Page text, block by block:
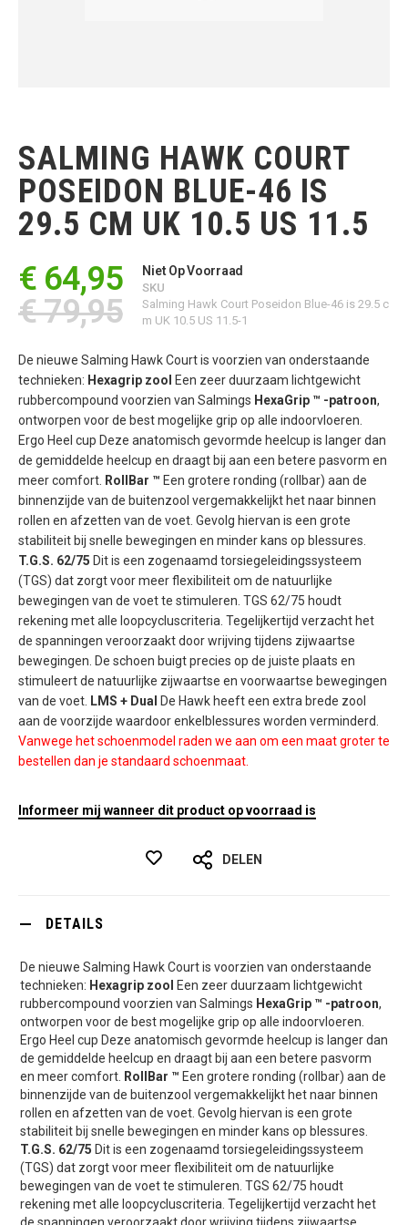
begin
van
de
afbeeldingen-
gallerij
SALMING HAWK COURT
POSEIDON BLUE-46 IS
29.5 CM UK 10.5 US 11.5
€ 64,95
€ 79,95
Niet Op Voorraad
SKU
Salming Hawk Court Poseidon Blue-46 is 29.5 c
m UK 10.5 US 11.5-1
De nieuwe Salming Hawk Court is voorzien van onderstaande
technieken: Hexagrip zool
Een zeer duurzaam lichtgewicht
rubbercompound voorzien van Salmings HexaGrip ™ -patroon,
ontworpen voor de best mogelijke grip op alle indoorvloeren.
Ergo Heel cup Deze anatomisch gevormde heelcup is langer dan
de gemiddelde heelcup en draagt bij aan een betere pasvorm en
meer comfort. RollBar ™ Een grotere ronding (rollbar) aan de
binnenzijde van de buitenzool vergemakkelijkt het naar binnen
rollen en afzetten van de voet. Gevolg hiervan is een grote
stabiliteit bij snelle bewegingen en minder kans op blessures.
T.G.S. 62/75 Dit is een zogenaamd torsiegeleidingssysteem
(TGS) dat zorgt voor meer flexibiliteit om de natuurlijke
bewegingen van de voet te stimuleren. TGS 62/75 houdt
rekening met alle loopcycluscriteria. Tegelijkertijd verzacht het
de spanningen veroorzaakt door wrijving tijdens zijwaartse
bewegingen. De schoen buigt precies op de juiste plaats en
stimuleert de natuurlijke zijwaartse en voorwaartse bewegingen
van de voet. LMS + Dual
De Hawk heeft een extra brede zool
aan de voorzijde waardoor enkelblessures worden verminderd.
Vanwege het schoenmodel raden we aan om een maat groter te
bestellen dan je standaard schoenmaat.
Informeer mij wanneer dit product op voorraad is
DELEN
DETAILS
De nieuwe Salming Hawk Court is voorzien van onderstaande
technieken: Hexagrip zool
Een zeer duurzaam lichtgewicht
rubbercompound voorzien van Salmings HexaGrip ™ -patroon,
ontworpen voor de best mogelijke grip op alle indoorvloeren.
Ergo Heel cup Deze anatomisch gevormde heelcup is langer dan
de gemiddelde heelcup en draagt bij aan een betere pasvorm
en meer comfort. RollBar ™ Een grotere ronding (rollbar) aan de
binnenzijde van de buitenzool vergemakkelijkt het naar binnen
rollen en afzetten van de voet. Gevolg hiervan is een grote
stabiliteit bij snelle bewegingen en minder kans op blessures.
T.G.S. 62/75 Dit is een zogenaamd torsiegeleidingssysteem
(TGS) dat zorgt voor meer flexibiliteit om de natuurlijke
bewegingen van de voet te stimuleren. TGS 62/75 houdt
rekening met alle loopcycluscriteria. Tegelijkertijd verzacht het
de spanningen veroorzaakt door wrijving tijdens zijwaartse